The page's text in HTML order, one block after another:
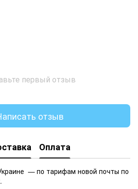
первый отзыв
отзыв
Оплата
— по тарифам новой почты по